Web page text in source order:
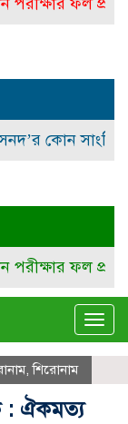
সাংবিধানিক
ফল প্রকাশ
,শিরোনাম
: ঐকমত্য